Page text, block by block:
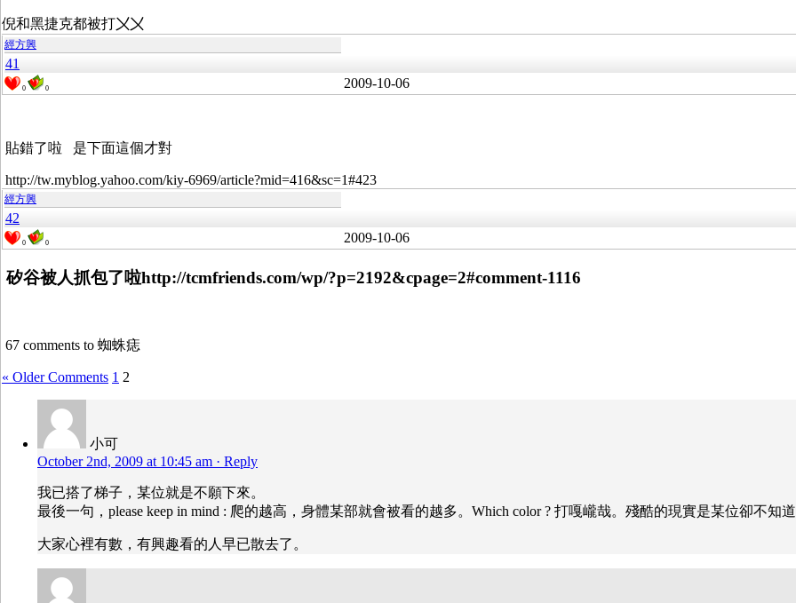
倪和黑捷克都被打〤〤
經方興
41
0 0 2009-10-06
貼錯了啦 是下面這個才對
http://tw.myblog.yahoo.com/kiy-6969/article?mid=416&sc=1#423
經方興
42
0 0 2009-10-06
矽谷被人抓包了啦http://tcmfriends.com/wp/?p=2192&cpage=2#comment-1116
67 comments to 蜘蛛痣
« Older Comments 1 2
小可
October 2nd, 2009 at 10:45 am · Reply
我已搭了梯子，某位就是不願下來。
最後一句，please keep in mind : 爬的越高，身體某部就會被看的越多。Which color ? 打嘎巄哉。殘酷的現實是某位卻不知道
大家心裡有數，有興趣看的人早已散去了。